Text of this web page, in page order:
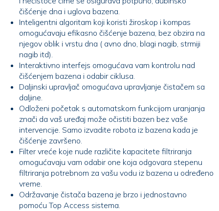
čišćenje dna i uglova bazena.
Inteligentni algoritam koji koristi žiroskop i kompas
omogućavaju efikasno čišćenje bazena, bez obzira na
njegov oblik i vrstu dna ( avno dno, blagi nagib, strmiji
nagib itd).
Interaktivno interfejs omogućava vam kontrolu nad
čišćenjem bazena i odabir ciklusa.
Daljinski upravljač omogućava upravljanje čistačem sa
daljine.
Odloženi početak s automatskom funkcijom uranjanja
znači da vaš uređaj može očistiti bazen bez vaše
intervencije. Samo izvadite robota iz bazena kada je
čišćenje završeno.
Filter vreće koje nude različite kapacitete filtriranja
omogućavaju vam odabir one koja odgovara stepenu
filtriranja potrebnom za vašu vodu iz bazena u određeno
vreme.
Održavanje čistača bazena je brzo i jednostavno
pomoću Top Access sistema.